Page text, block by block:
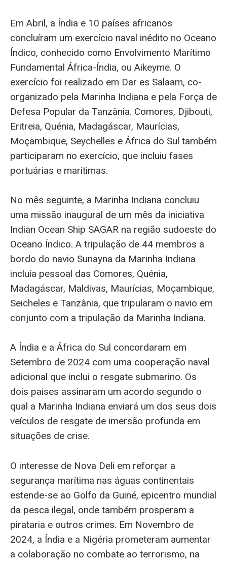
Em Abril, a Índia e 10 países africanos
concluíram um exercício naval inédito no Oceano
Índico, conhecido como Envolvimento Marítimo
Fundamental África-Índia, ou Aikeyme. O
exercício foi realizado em Dar es Salaam, co-
organizado pela Marinha Indiana e pela Força de
Defesa Popular da Tanzânia. Comores, Djibouti,
Eritreia, Quénia, Madagáscar, Maurícias,
Moçambique, Seychelles e África do Sul também
participaram no exercício, que incluiu fases
portuárias e marítimas.
No mês seguinte, a Marinha Indiana concluiu
uma missão inaugural de um mês da iniciativa
Indian Ocean Ship SAGAR na região sudoeste do
Oceano Índico. A tripulação de 44 membros a
bordo do navio Sunayna da Marinha Indiana
incluía pessoal das Comores, Quénia,
Madagáscar, Maldivas, Maurícias, Moçambique,
Seicheles e Tanzânia, que tripularam o navio em
conjunto com a tripulação da Marinha Indiana.
A Índia e a África do Sul concordaram em
Setembro de 2024 com uma cooperação naval
adicional que inclui o resgate submarino. Os
dois países assinaram um acordo segundo o
qual a Marinha Indiana enviará um dos seus dois
veículos de resgate de imersão profunda em
situações de crise.
O interesse de Nova Deli em reforçar a
segurança marítima nas águas continentais
estende-se ao Golfo da Guiné, epicentro mundial
da pesca ilegal, onde também prosperam a
pirataria e outros crimes. Em Novembro de
2024, a Índia e a Nigéria prometeram aumentar
a colaboração no combate ao terrorismo, na